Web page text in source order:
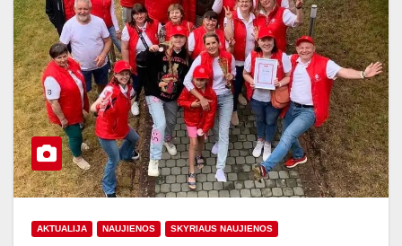
AKTUALIJA NAUJIENOS SKYRIAUS NAUJIENOS